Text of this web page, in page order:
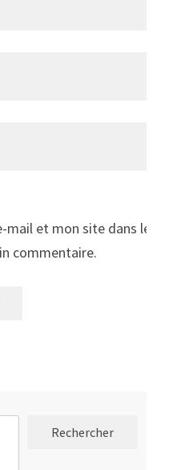
et mon site dans le
commentaire.
Rechercher